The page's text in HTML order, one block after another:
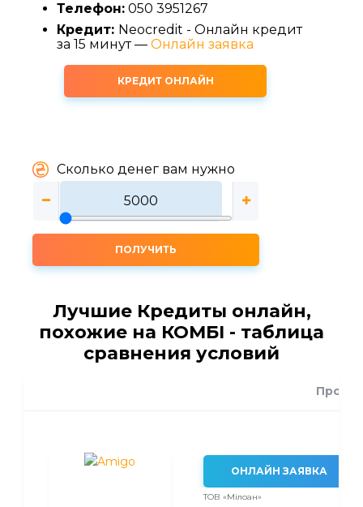
Телефон: 050 3951267
Кредит: Neocredit - Онлайн кредит
за 15 минут — Онлайн заявка
КРЕДИТ ОНЛАЙН
Сколько денег вам нужно
ПОЛУЧИТЬ
Лучшие Кредиты онлайн,
похожие на КОМБІ - таблица
сравнения условий
ОНЛАЙН ЗАЯВКА
ТОВ «Мілоан»